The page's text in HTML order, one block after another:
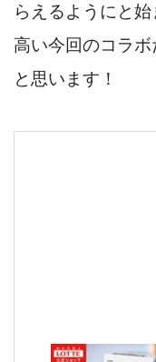
らえるようにと
高い今回のコラ
と思います！